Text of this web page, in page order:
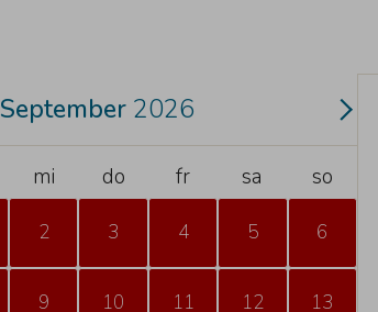
September 2026
mi do fr sa so
2 3 4 5 6
9 10 11 12 13